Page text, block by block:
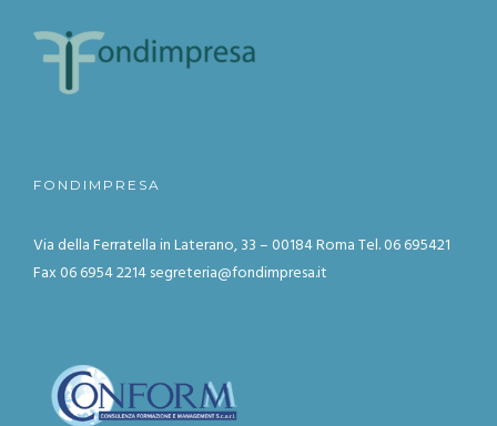
FONDIMPRESA
Via della Ferratella in Laterano, 33 – 00184 RomaTel. 06 695421
Fax 06 6954 2214segreteria@fondimpresa.it